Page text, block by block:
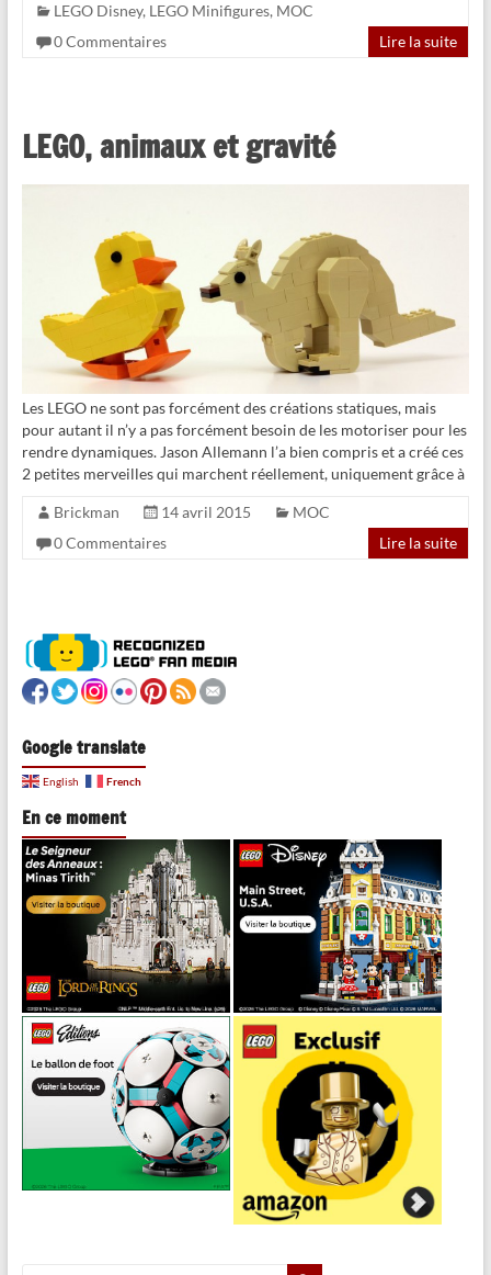
LEGO Disney, LEGO Minifigures, MOC
0 Commentaires
Lire la suite
LEGO, animaux et gravité
Les LEGO ne sont pas forcément des créations statiques, mais
pour autant il n’y a pas forcément besoin de les motoriser pour les
rendre dynamiques. Jason Allemann l’a bien compris et a créé ces
2 petites merveilles qui marchent réellement, uniquement grâce à
Brickman 14 avril 2015
MOC
0 Commentaires
Lire la suite
Google translate
English French
En ce moment